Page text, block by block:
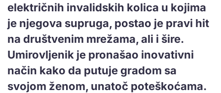
električnih invalidskih kolica u kojima
je njegova supruga, postao je pravi hit
na društvenim mrežama, ali i šire.
Umirovljenik je pronašao inovativni
način kako da putuje gradom sa
svojom ženom, unatoč poteškoćama.